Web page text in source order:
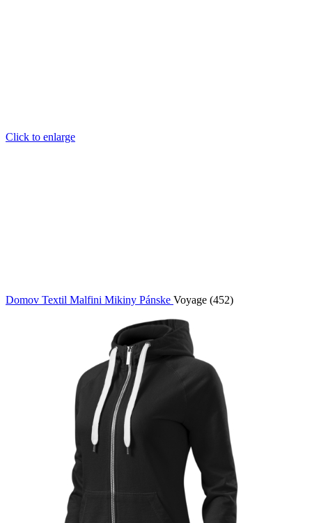
Click to enlarge
Domov Textil Malfini Mikiny Pánske Voyage (452)